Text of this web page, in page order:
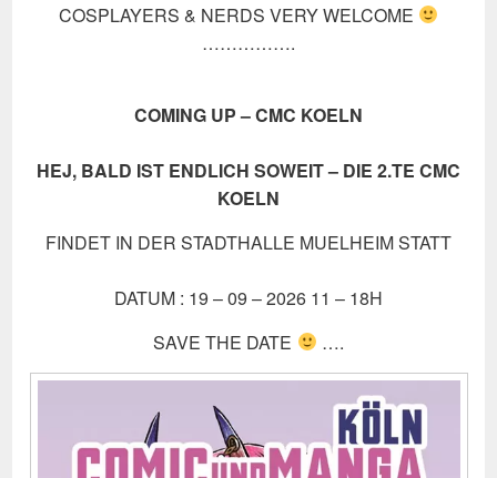
COSPLAYERS & NERDS VERY WELCOME
…………….
COMING UP – CMC KOELN
HEJ, BALD IST ENDLICH SOWEIT – DIE 2.TE CMC
KOELN
FINDET IN DER STADTHALLE MUELHEIM STATT
DATUM : 19 – 09 – 2026 11 – 18H
SAVE THE DATE
….